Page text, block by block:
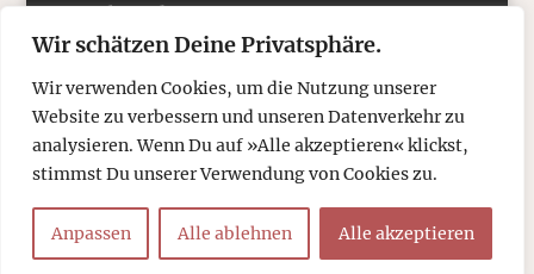
Wir schätzen Deine Privatsphäre.
Wir verwenden Cookies, um die Nutzung unserer
Website zu verbessern und unseren Datenverkehr zu
analysieren. Wenn Du auf »Alle akzeptieren« klickst,
stimmst Du unserer Verwendung von Cookies zu.
Anpassen Alle ablehnen Alle akzeptieren
Social Media